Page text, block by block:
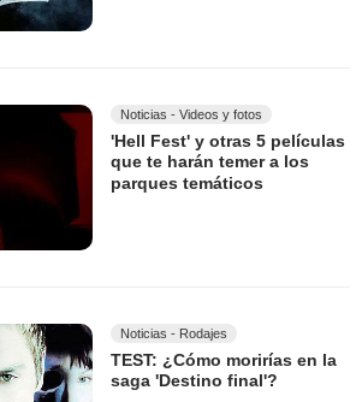
Noticias - Videos y fotos
'Hell Fest' y otras 5 películas
que te harán temer a los
parques temáticos
Noticias - Rodajes
TEST: ¿Cómo morirías en la
saga 'Destino final'?